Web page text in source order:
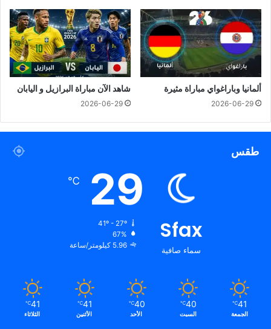
ألمانيا وباراغواي مباراة مثيرة
2026-06-29
شاهد الآن مباراة البرازيل و اليابان
2026-06-29
طقس
Sfax
سماء صافية
29
℃
41º - 27º
67%
5.96 كيلومتر/ساعة
41
℃
الجمعة
40
℃
السبت
40
℃
الأحد
41
℃
الأثنين
41
℃
الثلاثاء